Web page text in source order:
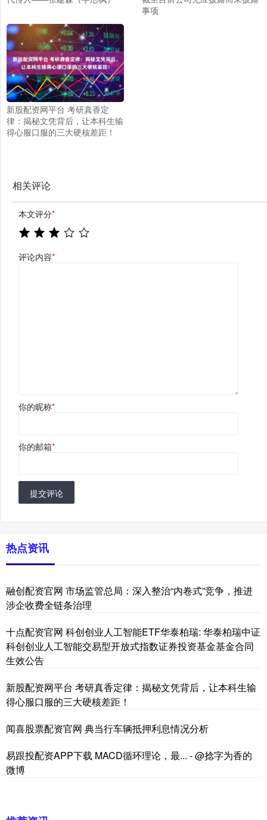
事项
新股配资网平台 考研真香定
律：揭秘文凭背后，让本科生输
得心服口服的三大硬核差距！
相关评论
本文评分*
评论内容*
你的昵称*
你的邮箱*
提交评论
热点资讯
融创配资官网 市场监管总局：深入整治“内卷式”竞争，推进
涉企收费全链条治理
十点配资官网 科创创业人工智能ETF华泰柏瑞: 华泰柏瑞中证
科创创业人工智能交易型开放式指数证券投资基金基金合同
生效公告
新股配资网平台 考研真香定律：揭秘文凭背后，让本科生输
得心服口服的三大硬核差距！
闻喜股票配资官网 典当行车辆抵押利息情况分析
易跟投配资APP下载 MACD循环理论，最... - @捻字为香的
微博